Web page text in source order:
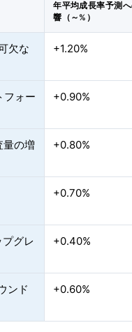
年平均成長率予測
響（～%）
欠な
+1.20%
フォー
+0.90%
量の増
+0.80%
+0.70%
グレ
+0.40%
ンド
+0.60%